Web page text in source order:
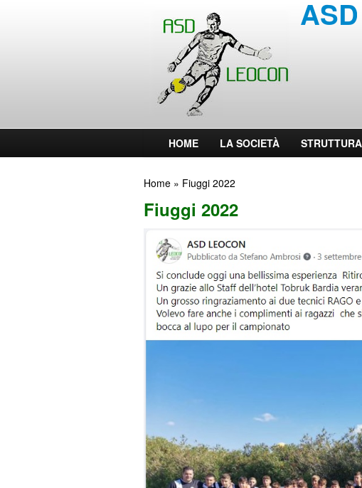
HOME LA SOCIETÀ STRUTTURA
Home » Fiuggi 2022
Fiuggi 2022